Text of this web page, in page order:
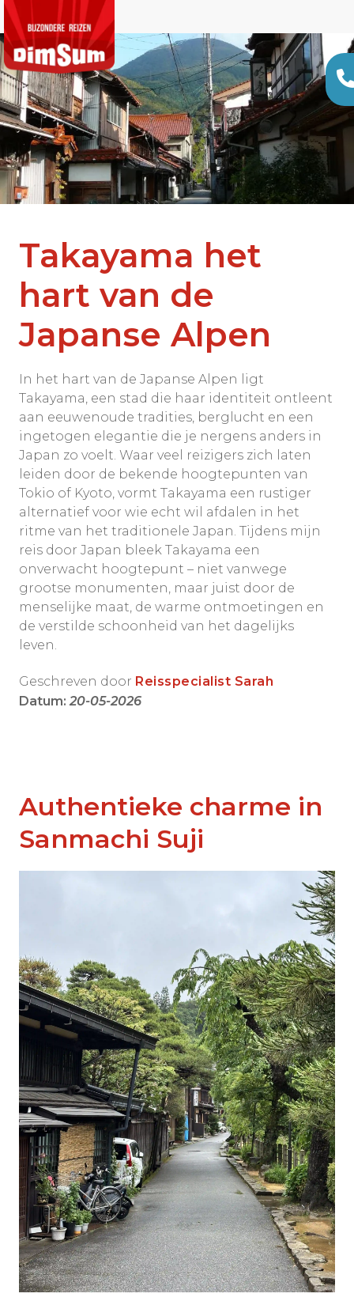
Takayama het
hart van de
Japanse Alpen
In het hart van de Japanse Alpen ligt
Takayama, een stad die haar identiteit ontleent
aan eeuwenoude tradities, berglucht en een
ingetogen elegantie die je nergens anders in
Japan zo voelt. Waar veel reizigers zich laten
leiden door de bekende hoogtepunten van
Tokio of Kyoto, vormt Takayama een rustiger
alternatief voor wie echt wil afdalen in het
ritme van het traditionele Japan. Tijdens mijn
reis door Japan bleek Takayama een
onverwacht hoogtepunt – niet vanwege
grootse monumenten, maar juist door de
menselijke maat, de warme ontmoetingen en
de verstilde schoonheid van het dagelijks
leven.
Geschreven door Reisspecialist Sarah
Datum:20-05-2026
Authentieke charme in
Sanmachi Suji